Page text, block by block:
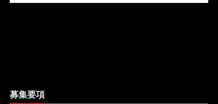
募集要項